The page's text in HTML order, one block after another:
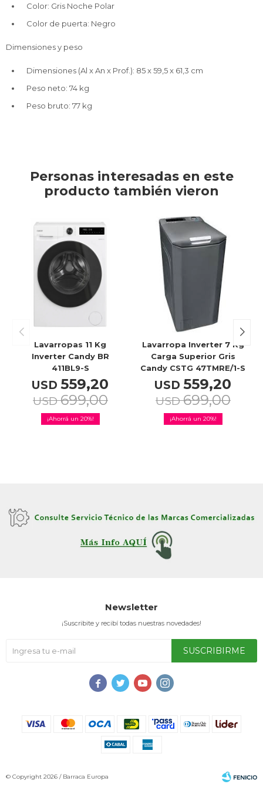
Color: Gris Noche Polar
Color de puerta: Negro
Dimensiones y peso
Dimensiones (Al x An x Prof.): 85 x 59,5 x 61,3 cm
Peso neto: 74 kg
Peso bruto: 77 kg
Personas interesadas en este
producto también vieron
Lavarropas 11 Kg
Inverter Candy BR
411BL9-S
USD 559,20
USD 699,00
20
Lavarropa Inverter 7 Kg
Carga Superior Gris
Candy CSTG 47TMRE/1-S
USD 559,20
USD 699,00
20
Newsletter
¡Suscribite y recibí todas nuestras novedades!
SUSCRIBIRME
   
© Copyright 2026 / Barraca Europa